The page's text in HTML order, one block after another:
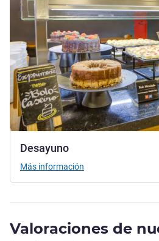
Desayuno
Más información
Valoraciones de